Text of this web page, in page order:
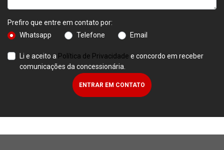
Prefiro que entre em contato por:
Whatsapp
Telefone Email
Li e aceito a Política de Privacidade e concordo em receber
comunicações da concessionária.
ENTRAR EM CONTATO